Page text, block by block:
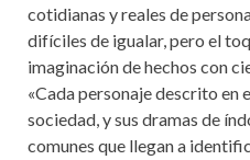
cotidianas y reales de
difíciles de igualar, pero el
imaginación de hechos con
«Cada personaje descrito en
sociedad, y sus dramas de
comunes que llegan a